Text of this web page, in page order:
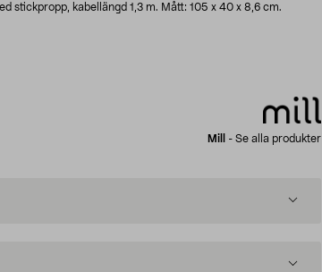
stickpropp, kabellängd 1,3 m. Mått: 105 x 40 x 8,6 cm.
Mill - Se alla produkter